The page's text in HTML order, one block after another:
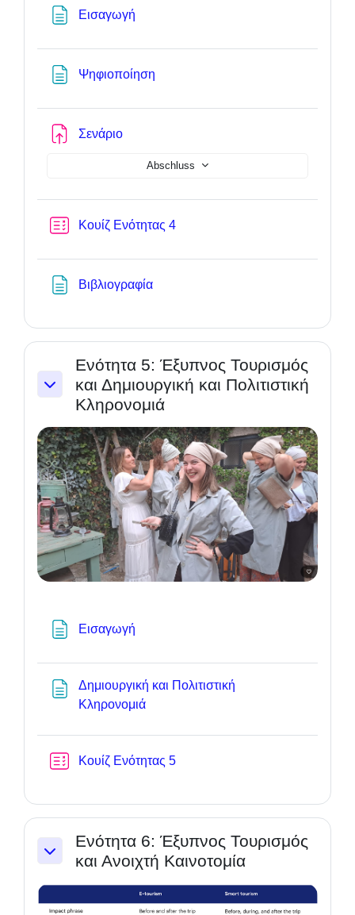
Εισαγωγή
Ψηφιοποίηση
ΣενάριοAufgabe
Abschluss
Κουίζ Ενότητας 4Test
ΒιβλιογραφίαTextseite
Einklappen
Ενότητα 5: Έξυπνος Τουρισμός
και Δημιουργική και Πολιτιστική
Κληρονομιά
Εισαγωγή
Δημιουργική και Πολιτιστική
ΚληρονομιάTextseite
Κουίζ Ενότητας 5Test
Einklappen
Ενότητα 6: Έξυπνος Τουρισμός
και Ανοιχτή Καινοτομία